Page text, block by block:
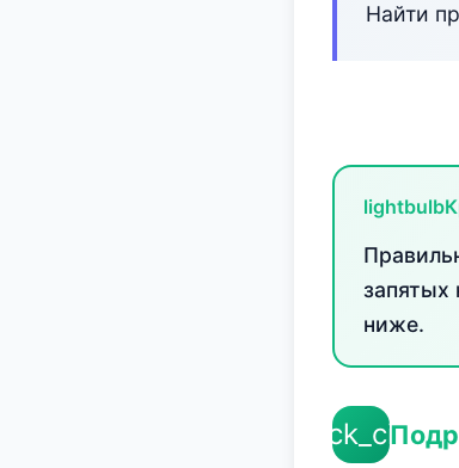
Найти
lightbulb
запятых
ниже.
check_circle